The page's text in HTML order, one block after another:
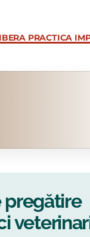
PRACTICA
pregătire